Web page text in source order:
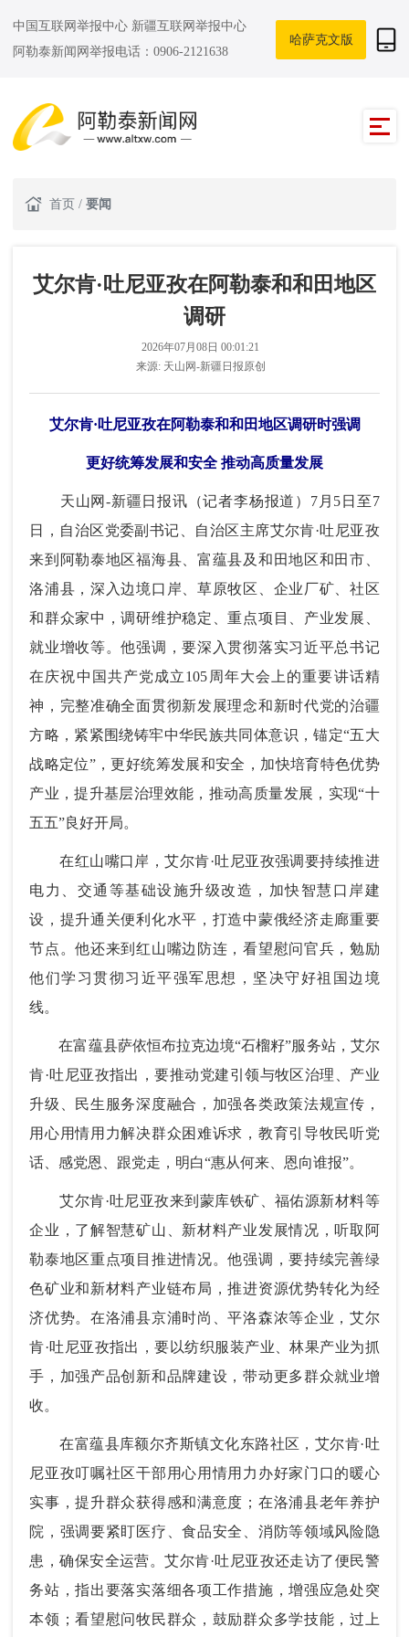
中国互联网举报中心 新疆互联网举报中心
阿勒泰新闻网举报电话：0906-2121638
哈萨克文版
首页 / 要闻
艾尔肯·吐尼亚孜在阿勒泰和和田地区
调研
2026年07月08日 00:01:21
来源: 天山网-新疆日报原创
艾尔肯·吐尼亚孜在阿勒泰和和田地区调研时强调
更好统筹发展和安全 推动高质量发展
天山网-新疆日报讯（记者李杨报道）7月5日至7
日，自治区党委副书记、自治区主席艾尔肯·吐尼亚孜
来到阿勒泰地区福海县、富蕴县及和田地区和田市、
洛浦县，深入边境口岸、草原牧区、企业厂矿、社区
和群众家中，调研维护稳定、重点项目、产业发展、
就业增收等。他强调，要深入贯彻落实习近平总书记
在庆祝中国共产党成立105周年大会上的重要讲话精
神，完整准确全面贯彻新发展理念和新时代党的治疆
方略，紧紧围绕铸牢中华民族共同体意识，锚定“五大
战略定位”，更好统筹发展和安全，加快培育特色优势
产业，提升基层治理效能，推动高质量发展，实现“十
五五”良好开局。
在红山嘴口岸，艾尔肯·吐尼亚孜强调要持续推进
电力、交通等基础设施升级改造，加快智慧口岸建
设，提升通关便利化水平，打造中蒙俄经济走廊重要
节点。他还来到红山嘴边防连，看望慰问官兵，勉励
他们学习贯彻习近平强军思想，坚决守好祖国边境
线。
在富蕴县萨依恒布拉克边境“石榴籽”服务站，艾尔
肯·吐尼亚孜指出，要推动党建引领与牧区治理、产业
升级、民生服务深度融合，加强各类政策法规宣传，
用心用情用力解决群众困难诉求，教育引导牧民听党
话、感党恩、跟党走，明白“惠从何来、恩向谁报”。
艾尔肯·吐尼亚孜来到蒙库铁矿、福佑源新材料等
企业，了解智慧矿山、新材料产业发展情况，听取阿
勒泰地区重点项目推进情况。他强调，要持续完善绿
色矿业和新材料产业链布局，推进资源优势转化为经
济优势。在洛浦县京浦时尚、平洛森浓等企业，艾尔
肯·吐尼亚孜指出，要以纺织服装产业、林果产业为抓
手，加强产品创新和品牌建设，带动更多群众就业增
收。
在富蕴县库额尔齐斯镇文化东路社区，艾尔肯·吐
尼亚孜叮嘱社区干部用心用情用力办好家门口的暖心
实事，提升群众获得感和满意度；在洛浦县老年养护
院，强调要紧盯医疗、食品安全、消防等领域风险隐
患，确保安全运营。艾尔肯·吐尼亚孜还走访了便民警
务站，指出要落实落细各项工作措施，增强应急处突
本领；看望慰问牧民群众，鼓励群众多学技能，过上